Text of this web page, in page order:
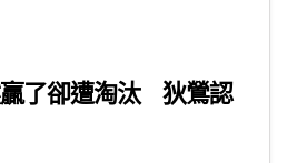
贏了卻遭淘汰 狄鶯認